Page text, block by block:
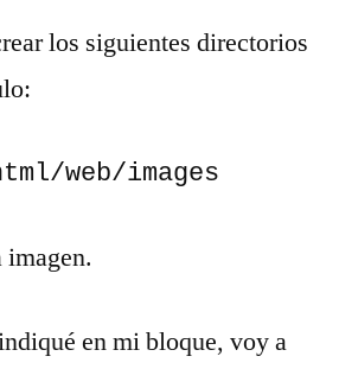
los siguientes directorios
web/images
en mi bloque, voy a